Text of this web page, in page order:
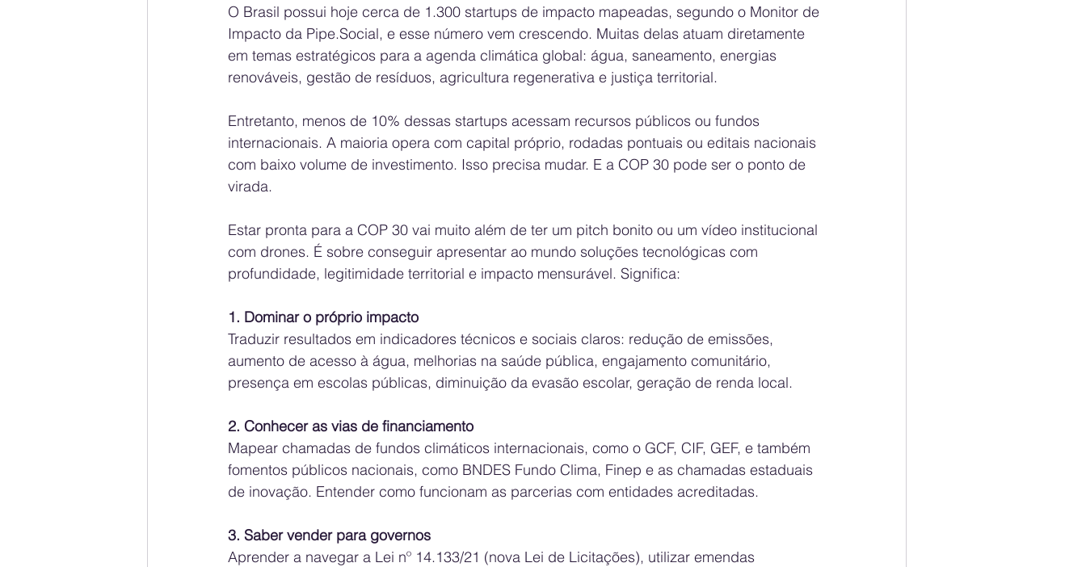
O Brasil possui hoje cerca de 1.300 startups de impacto mapeadas, segundo o Monitor de
Impacto da Pipe.Social, e esse número vem crescendo. Muitas delas atuam diretamente
em temas estratégicos para a agenda climática global: água, saneamento, energias
renováveis, gestão de resíduos, agricultura regenerativa e justiça territorial.
Entretanto, menos de 10% dessas startups acessam recursos públicos ou fundos
internacionais. A maioria opera com capital próprio, rodadas pontuais ou editais nacionais
com baixo volume de investimento. Isso precisa mudar. E a COP 30 pode ser o ponto de
virada.
Estar pronta para a COP 30 vai muito além de ter um pitch bonito ou um vídeo institucional
com drones. É sobre conseguir apresentar ao mundo soluções tecnológicas com
profundidade, legitimidade territorial e impacto mensurável. Significa:
1.⁠ ⁠Dominar o próprio impacto
Traduzir resultados em indicadores técnicos e sociais claros: redução de emissões,
aumento de acesso à água, melhorias na saúde pública, engajamento comunitário,
presença em escolas públicas, diminuição da evasão escolar, geração de renda local.
2.⁠ ⁠Conhecer as vias de financiamento
Mapear chamadas de fundos climáticos internacionais, como o GCF, CIF, GEF, e também
fomentos públicos nacionais, como BNDES Fundo Clima, Finep e as chamadas estaduais
de inovação. Entender como funcionam as parcerias com entidades acreditadas.
3.⁠ ⁠Saber vender para governos
Aprender a navegar a Lei nº 14.133/21 (nova Lei de Licitações), utilizar emendas